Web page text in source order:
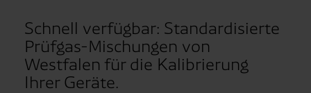
Schnell verfügbar: Standardisierte
Prüfgas-Mischungen von
Westfalen für die Kalibrierung
Ihrer Geräte.